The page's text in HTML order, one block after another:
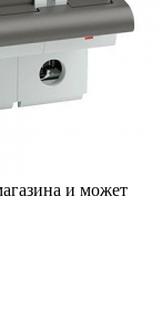
и может